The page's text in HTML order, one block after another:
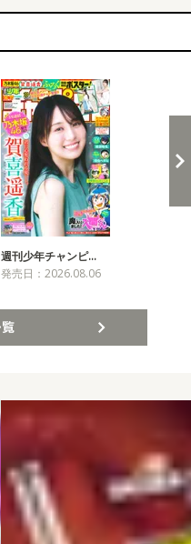
週刊少年チャンピ…
発売日：2026.08.06